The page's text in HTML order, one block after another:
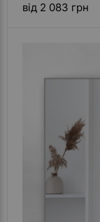
від 2 083 грн